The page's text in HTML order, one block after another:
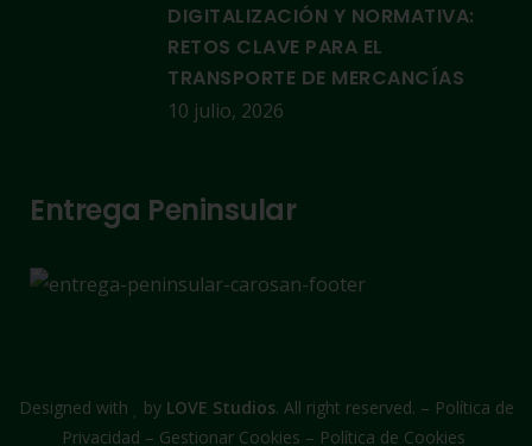
DIGITALIZACIÓN Y NORMATIVA:
RETOS CLAVE PARA EL
TRANSPORTE DE MERCANCÍAS
10 julio, 2026
Entrega Peninsular
Designed with by LOVE Studios. All right reserved. – Política de
Privacidad – Gestionar Cookies – Política de Cookies